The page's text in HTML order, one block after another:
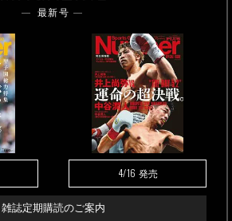
最新号
4/16 発売
雑誌定期購読のご案内